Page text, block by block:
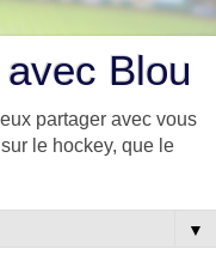
Blou
partager avec vous
le hockey, que le
▼